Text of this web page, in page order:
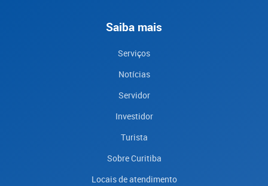
Saiba mais
Serviços
Notícias
Servidor
Investidor
Turista
Sobre Curitiba
Locais de atendimento